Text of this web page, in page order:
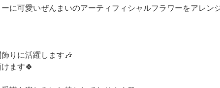
に可愛いぜんまいのアーティフィシャルフラワーをアレン
りに活躍します🎶⁡
ます🍀⁡